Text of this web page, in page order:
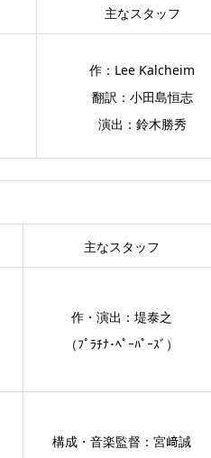
主なスタッフ
作：Lee Kalcheim
翻訳：小田島恒志
演出：鈴木勝秀
主なスタッフ
作・演出：堤泰之
（ﾌﾟﾗﾁﾅ･ﾍﾟｰﾊﾟｰｽﾞ）
構成・音楽監督：宮﨑誠